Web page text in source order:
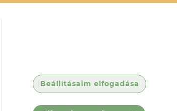
Beállításaim elfogadása